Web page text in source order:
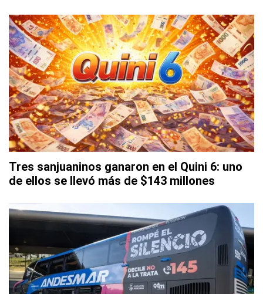
Tres sanjuaninos ganaron en el Quini 6: uno
de ellos se llevó más de $143 millones